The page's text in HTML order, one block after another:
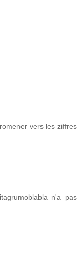
vers les ziffres
n'a pas